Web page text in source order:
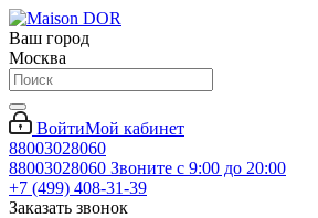
Ваш город
Москва
ВойтиМой кабинет
88003028060
88003028060 Звоните с 9:00 до 20:00
+7 (499) 408-31-39
Заказать звонок